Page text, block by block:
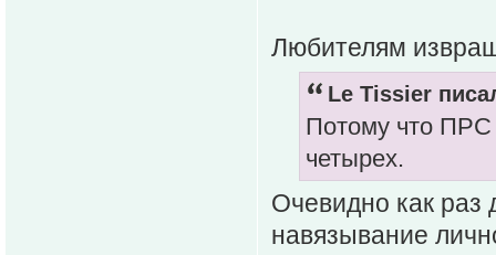
Любителям
Le Tissier
Потому что ПРС
четырех.
Очевидно как раз
навязывание